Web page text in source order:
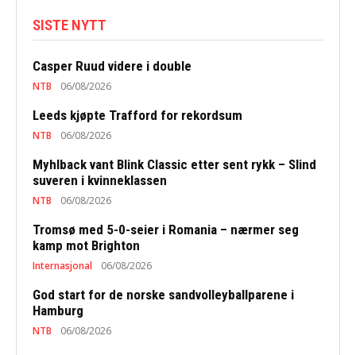
SISTE NYTT
Casper Ruud videre i double
NTB 06/08/2026
Leeds kjøpte Trafford for rekordsum
NTB 06/08/2026
Myhlback vant Blink Classic etter sent rykk – Slind
suveren i kvinneklassen
NTB 06/08/2026
Tromsø med 5-0-seier i Romania – nærmer seg
kamp mot Brighton
Internasjonal 06/08/2026
God start for de norske sandvolleyballparene i
Hamburg
NTB 06/08/2026